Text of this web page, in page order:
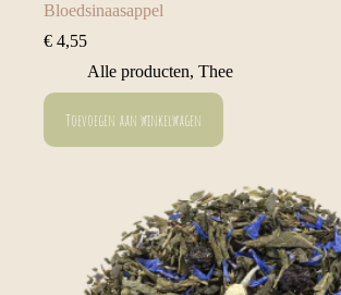
Bloedsinaasappel
€ 4,55
Alle producten, Thee
Toevoegen aan winkelwagen